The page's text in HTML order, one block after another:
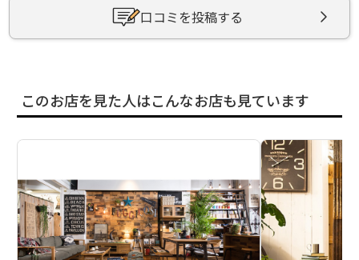
口コミを投稿する
このお店を見た人はこんなお店も見ています